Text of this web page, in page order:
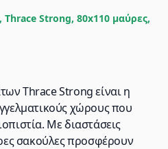
Strong, 80x110 μαύρες,
Thrace Strong είναι η
χώρους που
Με διαστάσεις
σακούλες προσφέρουν